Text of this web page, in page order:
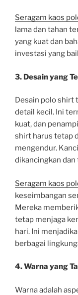
Seragam kaos
lama dan tahan
yang kuat dan
investasi yang
3. Desain yang
Desain polo shirt
detail kecil. Ini
kuat, dan
shirt harus tetap
mengendur.
dikancingkan dan
Seragam kaos
keseimbangan
Mereka
tetap menjaga
hari. Ini
berbagai
4. Warna yang
Warna adalah